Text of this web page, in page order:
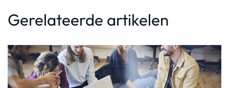
Gerelateerde artikelen